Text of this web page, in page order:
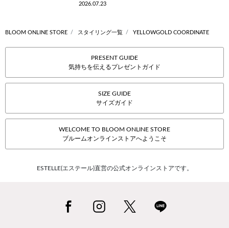
2026.07.23
BLOOM ONLINE STORE スタイリング一覧 YELLOWGOLD COORDINATE
PRESENT GUIDE
気持ちを伝えるプレゼントガイド
SIZE GUIDE
サイズガイド
WELCOME TO BLOOM ONLINE STORE
ブルームオンラインストアへようこそ
ESTELLE(エステール)直営の公式オンラインストアです。